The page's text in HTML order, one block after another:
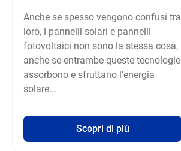
Anche se spesso vengono confusi tra
loro, i pannelli solari e pannelli
fotovoltaici non sono la stessa cosa,
anche se entrambe queste tecnologie
assorbono e sfruttano l'energia
solare...
Scopri di più